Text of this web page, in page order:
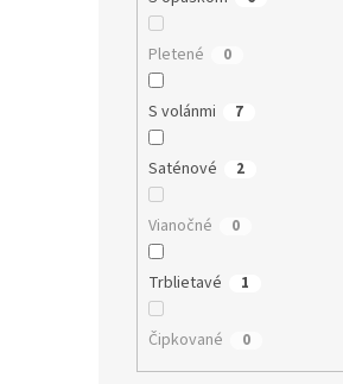
Pletené 0
S volánmi 7
Saténové 2
Vianočné 0
Trblietavé 1
Čipkované 0